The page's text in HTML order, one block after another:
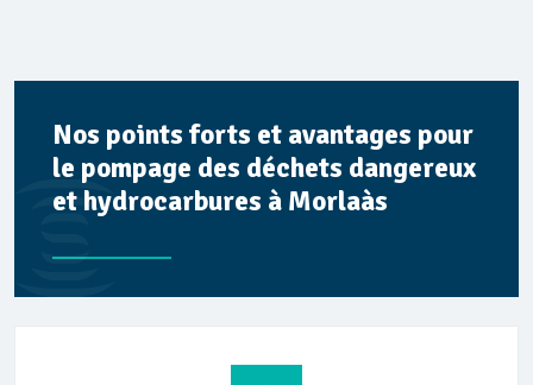
Nos points forts et avantages pour
le pompage des déchets dangereux
et hydrocarbures à Morlaàs